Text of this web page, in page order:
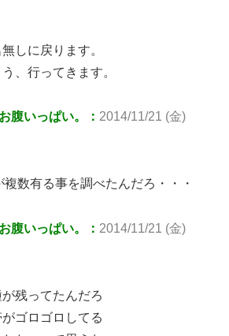
しに戻ります。
、行ってきます。
腹いっぱい。： 2014/11/21 (金)
数有る事を調べたんだろ・・・
腹いっぱい。： 2014/11/21 (金)
残ってたんだろ
ゴロゴロしてる